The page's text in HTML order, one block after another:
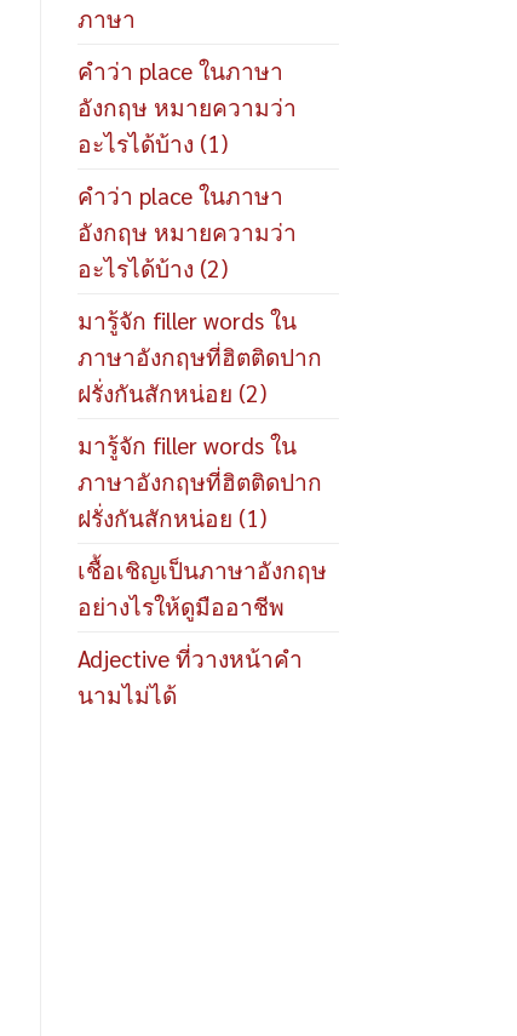
ภาษา
คำว่า place ในภาษา
อังกฤษ หมายความว่า
อะไรได้บ้าง (1)
คำว่า place ในภาษา
อังกฤษ หมายความว่า
อะไรได้บ้าง (2)
มารู้จัก filler words ใน
ภาษาอังกฤษที่ฮิตติดปาก
ฝรั่งกันสักหน่อย (2)
มารู้จัก filler words ใน
ภาษาอังกฤษที่ฮิตติดปาก
ฝรั่งกันสักหน่อย (1)
เชื้อเชิญเป็นภาษาอังกฤษ
อย่างไรให้ดูมืออาชีพ
Adjective ที่วางหน้าคำ
นามไม่ได้